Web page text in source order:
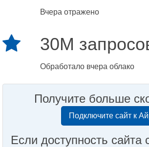
Вчера отражено
30M
Обработало вчера облако
Получите больше
Подключите сайт к
Если доступность сайта